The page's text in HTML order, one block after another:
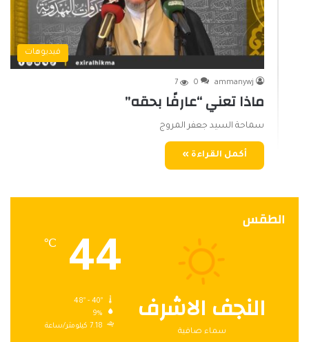
فيديوهات
ammanywj
0
7
ماذا تعني “عارفًا بحقه”
سماحة السيد جعفر المروج
أكمل القراءة »
الطقس
النجف الاشرف
سماء صافية
44
℃
9%
7.18 كيلومتر/ساعة